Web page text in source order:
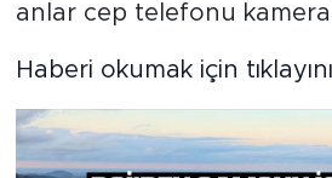
anlar cep telefonu
Haberi okumak için